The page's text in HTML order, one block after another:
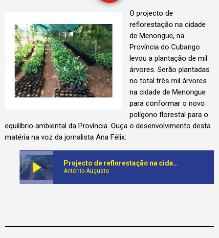
O projecto de
reflorestação na cidade
de Menongue, na
Província do Cubango
levou a plantação de mil
árvores. Serão plantadas
no total três mil árvores
na cidade de Menongue
para conformar o novo
polígono florestal para o
equilíbrio ambiental da Província. Ouça o desenvolvimento desta
matéria na voz da jornalista Ana Félix:
play_arrow Projecto de reflorestação na cidade de Menongue leva a plantação de mil árvores
António Augusto